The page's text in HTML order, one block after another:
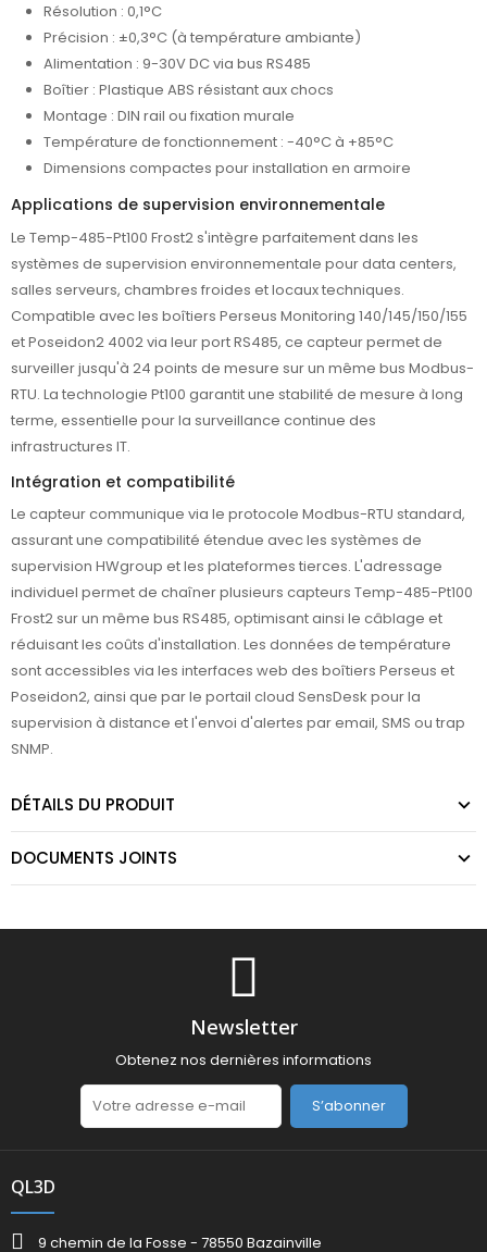
Résolution : 0,1°C
Précision : ±0,3°C (à température ambiante)
Alimentation : 9-30V DC via bus RS485
Boîtier : Plastique ABS résistant aux chocs
Montage : DIN rail ou fixation murale
Température de fonctionnement : -40°C à +85°C
Dimensions compactes pour installation en armoire
Applications de supervision environnementale
Le Temp-485-Pt100 Frost2 s'intègre parfaitement dans les
systèmes de supervision environnementale pour data centers,
salles serveurs, chambres froides et locaux techniques.
Compatible avec les boîtiers Perseus Monitoring 140/145/150/155
et Poseidon2 4002 via leur port RS485, ce capteur permet de
surveiller jusqu'à 24 points de mesure sur un même bus Modbus-
RTU. La technologie Pt100 garantit une stabilité de mesure à long
terme, essentielle pour la surveillance continue des
infrastructures IT.
Intégration et compatibilité
Le capteur communique via le protocole Modbus-RTU standard,
assurant une compatibilité étendue avec les systèmes de
supervision HWgroup et les plateformes tierces. L'adressage
individuel permet de chaîner plusieurs capteurs Temp-485-Pt100
Frost2 sur un même bus RS485, optimisant ainsi le câblage et
réduisant les coûts d'installation. Les données de température
sont accessibles via les interfaces web des boîtiers Perseus et
Poseidon2, ainsi que par le portail cloud SensDesk pour la
supervision à distance et l'envoi d'alertes par email, SMS ou trap
SNMP.
DÉTAILS DU PRODUIT
DOCUMENTS JOINTS
Newsletter
Obtenez nos dernières informations
S’abonner
QL3D
9 chemin de la Fosse - 78550 Bazainville